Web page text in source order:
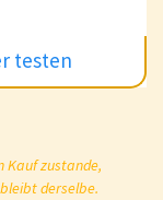
testen
Kauf zustande,
derselbe.